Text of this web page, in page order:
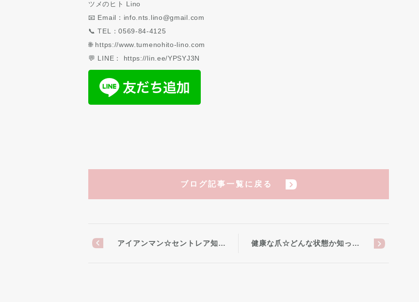
ツメのヒト Lino
📧 Email：info.nts.lino@gmail.com
📞 TEL：0569-84-4125
🌐 https://www.tumenohito-lino.com
💬 LINE： https://lin.ee/YPSYJ3N
ブログ記事一覧に戻る
アイアンマン☆セントレア知… 健康な爪☆どんな状態か知っ…